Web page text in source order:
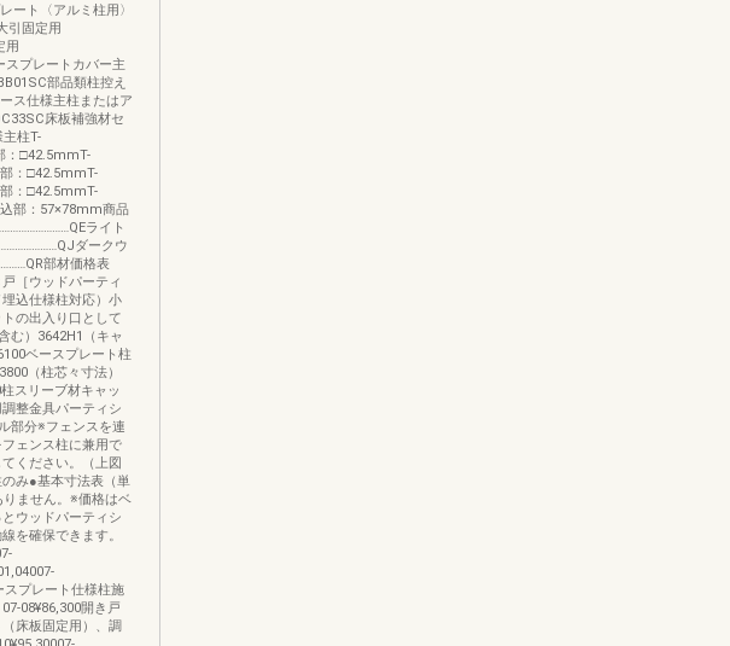
ート〈アルミ柱用〉
引固定用
用
スプレートカバー主
部品類柱控え
ス仕様主柱またはア
床板補強材セ
主柱T-
：□42.5mmT-
：□42.5mmT-
：□42.5mmT-
部：57×78mm商品
ライト
ダークウ
部材価格表
［ウッドパーティ
込仕様柱対応）小
の出入り口として
む）3642H1（キャ
ベースプレート柱
（柱芯々寸法）
スリーブ材キャッ
整金具パーティシ
部分※フェンスを連
ェンス柱に兼用で
ください。（上図
み●基本寸法表（単
ません。※価格はベ
ウッドパーティシ
を確保できます。
スプレート仕様柱施
08¥86,300開き戸
床板固定用）、調